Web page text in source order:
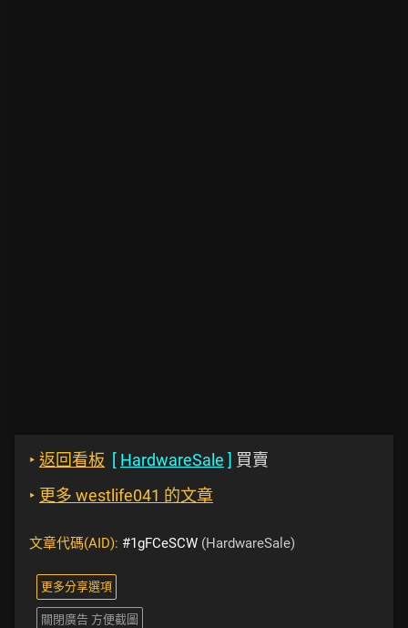
‣ 返回看板 [ HardwareSale ] 買賣
‣ 更多 westlife041 的文章
文章代碼(AID): #1gFCeSCW (HardwareSale)
更多分享選項
關閉廣告 方便截圖